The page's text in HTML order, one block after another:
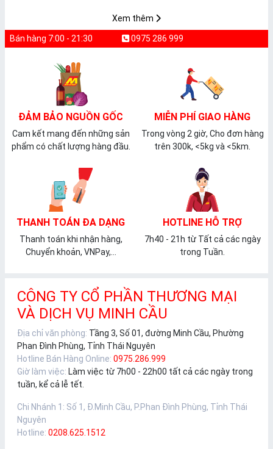
Xem thêm
Bán hàng 7:00 - 21:30 0975 286 999
ĐẢM BẢO NGUỒN GỐC
Cam kết mang đến những sản
phẩm có chất lượng hàng đầu.
MIỄN PHÍ GIAO HÀNG
Trong vòng 2 giờ, Cho đơn hàng
trên 300k, <5kg và <5km.
THANH TOÁN ĐA DẠNG
Thanh toán khi nhận hàng,
Chuyển khoản, VNPay,...
HOTLINE HỖ TRỢ
7h40 - 21h từ Tất cả các ngày
trong Tuần.
CÔNG TY CỔ PHẦN THƯƠNG MẠI
VÀ DỊCH VỤ MINH CẦU
Địa chỉ văn phòng: Tầng 3, Số 01, đường Minh Cầu, Phường
Phan Đình Phùng, Tỉnh Thái Nguyên
Hotline Bán Hàng Online: 0975.286.999
Giờ làm việc: Làm việc từ 7h00 - 22h00 tất cả các ngày trong
tuần, kể cả lễ tết.
Chi Nhánh 1 : Số 1, Đ.Minh Cầu, P.Phan Đình Phùng, Tỉnh Thái
Nguyên
Hotline: 0208.625.1512